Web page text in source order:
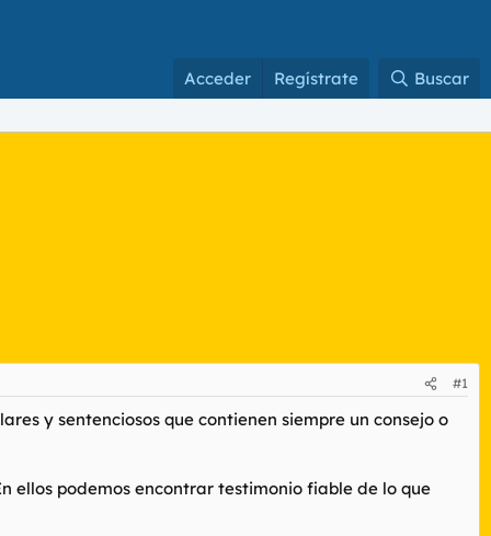
Acceder Regístrate Buscar
#1
y sentenciosos que contienen siempre un consejo o
ellos podemos encontrar testimonio fiable de lo que